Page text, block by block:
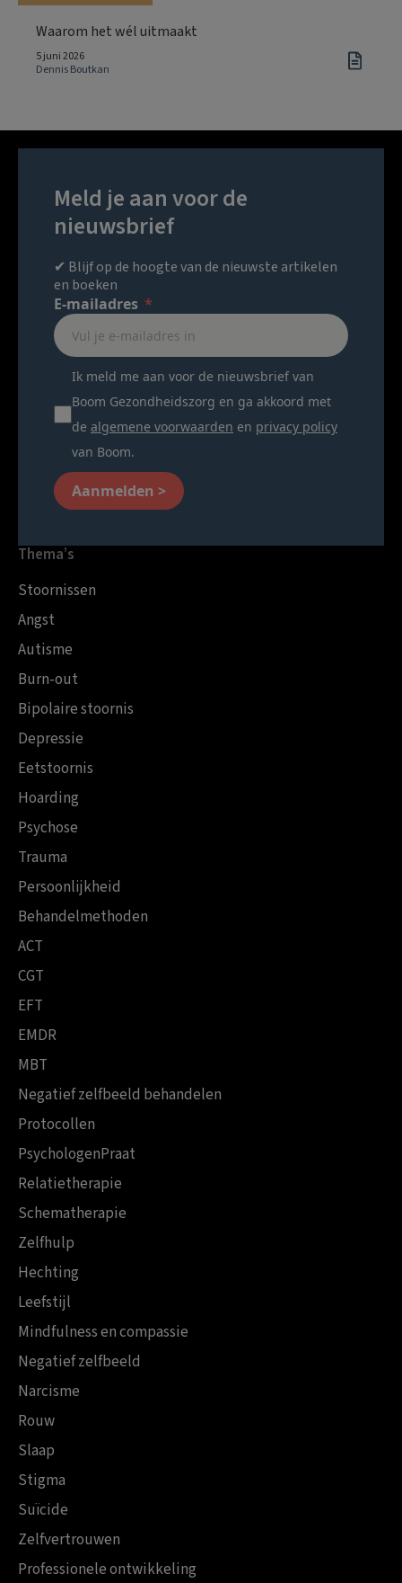
Waarom het wél uitmaakt
5 juni 2026
Dennis Boutkan
Meld je aan voor de
nieuwsbrief
✔ Blijf op de hoogte van de nieuwste artikelen
en boeken
E-mailadres
Ik meld me aan voor de nieuwsbrief van
Boom Gezondheidszorg en ga akkoord met
de algemene voorwaarden en privacy policy
van Boom.
Aanmelden >
Thema’s
Stoornissen
Angst
Autisme
Burn-out
Bipolaire stoornis
Depressie
Eetstoornis
Hoarding
Psychose
Trauma
Persoonlijkheid
Behandelmethoden
ACT
CGT
EFT
EMDR
MBT
Negatief zelfbeeld behandelen
Protocollen
PsychologenPraat
Relatietherapie
Schematherapie
Zelfhulp
Hechting
Leefstijl
Mindfulness en compassie
Negatief zelfbeeld
Narcisme
Rouw
Slaap
Stigma
Suïcide
Zelfvertrouwen
Professionele ontwikkeling